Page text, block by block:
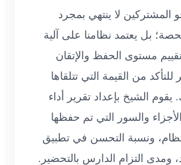
المشتركين لا ينتهي بمجرد
بل يعتمد نظامنا على آلية
مستوى الحفظ والإتقان
من القيمة التي تتلقاها
يقوم الشيخ بإعداد تقرير أداء
والسور التي تم حفظها
ونسبة التحسن في تطبيق
ومدى التزام الدارس بالتحضير.